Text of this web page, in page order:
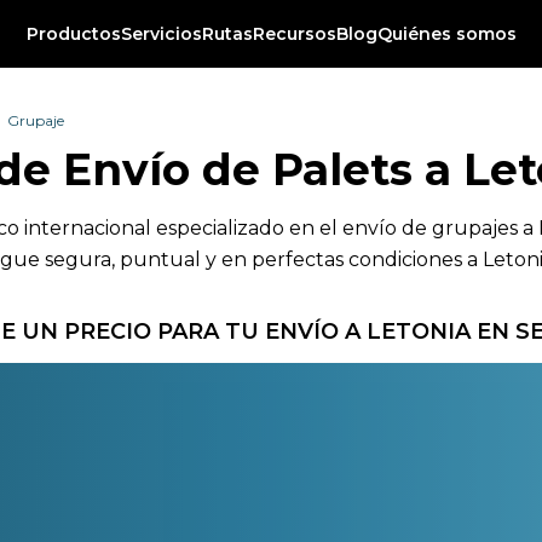
ProductosServiciosRutasRecursosBlogQuiénes somos
Grupaje
Envío de Palets a
internacional especializado en el envío de grupajes
segura, puntual y en perfectas condiciones a
UN PRECIO PARA TU ENVÍO A LETONIA EN